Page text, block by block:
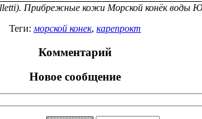
Прибрежные кожи Морской конёкводы
Теги: морской конек, карепрокт
Комментарий
Новое сообщение